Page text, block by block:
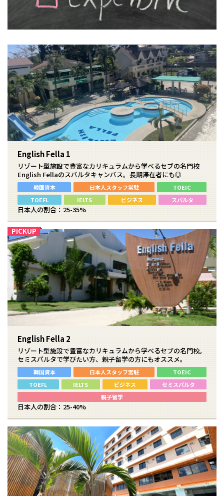
English Fella 1
リゾート型施設で豊富なカリキュラムから学べるセブの名門校
English Fellaのスパルタキャンパス。長期滞在者にも◎
韓国資本 日本人スタッフ常駐
TOEIC
TOEFL
IELTS ビジネス スパルタ
日本人の割合：25-35%
English Fella 2
リゾート型施設で豊富なカリキュラムから学べるセブの名門校。
セミスパルタで学びたい方、親子留学の方にもオススメ。
韓国資本 日本人スタッフ常駐
TOEIC
TOEFL
IELTS ビジネス
セミスパルタ
親子留学
日本人の割合：25-40%